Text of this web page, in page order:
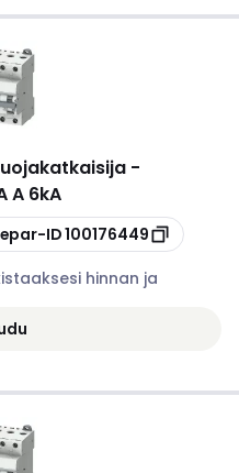
-
A 6kA
ID100176449
hinnan ja